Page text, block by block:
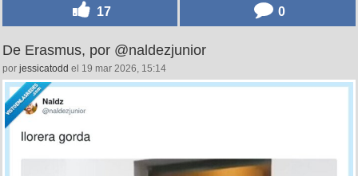
17 0
De Erasmus, por @naldezjunior
por jessicatodd el 19 mar 2026, 15:14